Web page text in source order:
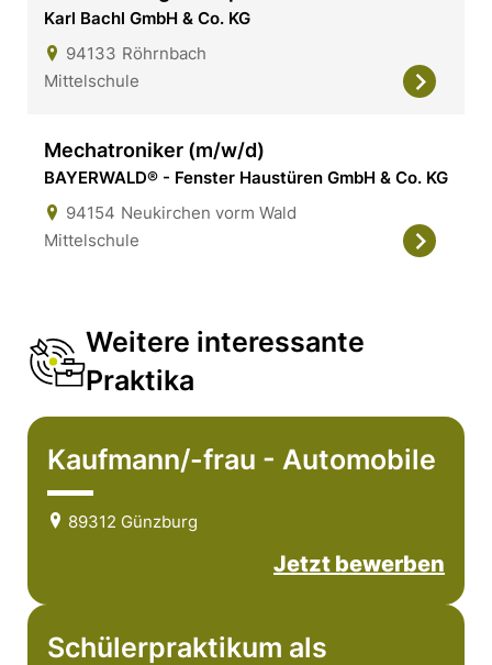
Karl Bachl GmbH & Co. KG
94133 Röhrnbach
Mittelschule
Mechatroniker (m/w/d)
BAYERWALD® - Fenster Haustüren GmbH & Co. KG
94154 Neukirchen vorm Wald
Mittelschule
Weitere interessante
Praktika
Kaufmann/-frau - Automobile
89312 Günzburg
Jetzt bewerben
Schülerpraktikum als